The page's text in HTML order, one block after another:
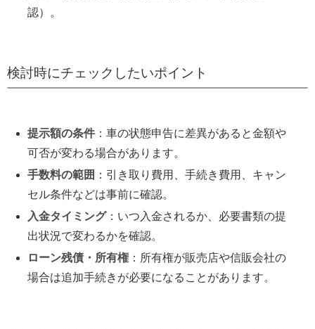
認）。
検討時にチェックしたいポイント
提示額の条件 ：車の状態申告に差異があると金額や
可否が変わる場合があります。
手数料の範囲 ：引き取り費用、手続き費用、キャン
セル条件などは事前に確認。
入金タイミング：いつ入金されるか、必要書類の提
出状況で変わるかを確認。
ローン残債・所有権：所有権が販売店や信販会社の
場合は追加手続きが必要になることがあります。